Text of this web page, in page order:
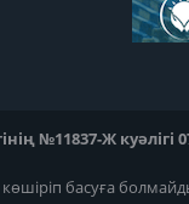
№11837-Ж куәлігі
көшіріп басуға